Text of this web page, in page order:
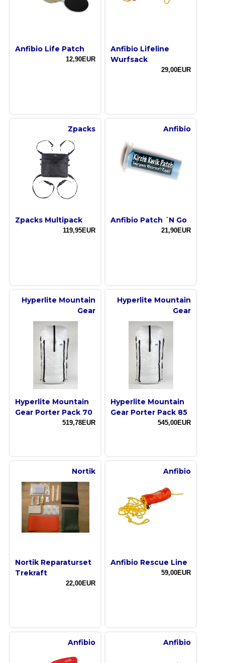
Anfibio Life Patch
12,90EUR
Anfibio Lifeline
Wurfsack
29,00EUR
Zpacks
Zpacks Multipack
119,95EUR
Anfibio
Anfibio Patch ´N Go
21,90EUR
Hyperlite Mountain
Gear
Hyperlite Mountain
Gear Porter Pack 70
519,78EUR
Hyperlite Mountain
Gear
Hyperlite Mountain
Gear Porter Pack 85
545,00EUR
Nortik
Nortik Reparaturset
Trekraft
22,00EUR
Anfibio
Anfibio Rescue Line
59,00EUR
Anfibio Anfibio